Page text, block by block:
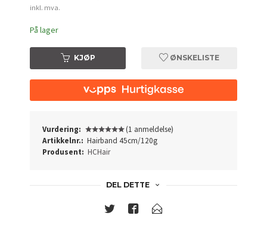
inkl. mva.
På lager
KJØP ØNSKELISTE
Vurdering:
(1 anmeldelse)
Artikkelnr.: Hairband 45cm/120g
Produsent: HCHair
DEL DETTE